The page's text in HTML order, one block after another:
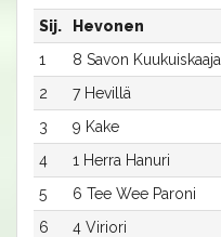
Sij. Hevonen
1
8 Savon Kuukuiskaaja
2
7 Hevillä
3
9 Kake
4
1 Herra Hanuri
5
6 Tee Wee Paroni
6
4 Viriori